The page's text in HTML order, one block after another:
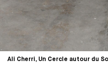
Ali Cherri, Un Cercle autour du